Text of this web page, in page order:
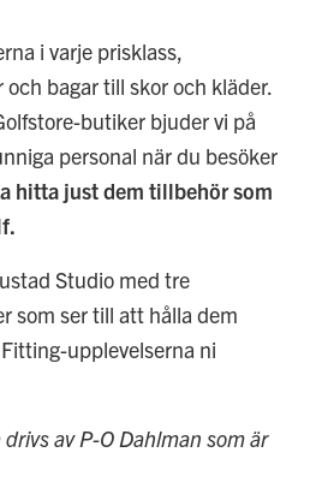
i varje prisklass,
bagar till skor och kläder.
butiker bjuder vi på
personal när du besöker
hitta just dem tillbehör som
Studio med tre
som ser till att hålla dem
upplevelserna ni
av P-O Dahlman som är